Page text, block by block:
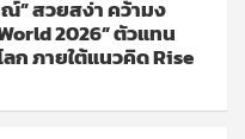
” สวยสง่า คว้ามง
2026” ตัวแทน
ก ภายใต้แนวคิด Rise